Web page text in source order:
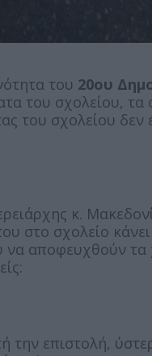
του 20ου
του σχολείου, τα
του σχολείου δεν
κ.
στο σχολείο
αποφευχθούν τα
την επιστολή,